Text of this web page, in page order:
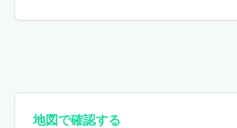
地図で確認する